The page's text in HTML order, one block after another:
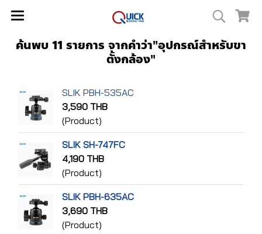
ค้นพบ 11 รายการ จากคำว่า"อุปกรณ์สำหรับขา
ตั้งกล้อง"
SLIK PBH-535AC
3,590 THB
(Product)
SLIK SH-747FC
4,190 THB
(Product)
SLIK PBH-635AC
3,690 THB
(Product)